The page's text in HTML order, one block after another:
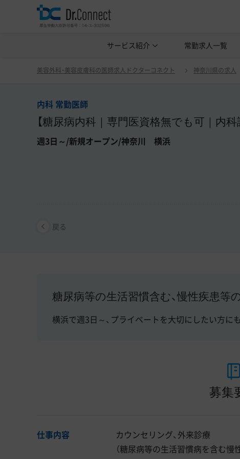
サービス紹介 常勤求人一覧
美容クリニック見学・研修情報 美容外科・美
美容外科・美容皮膚科の医師求人ドクターコネクト 神奈川県の求人
内科 常勤医師
【糖尿病内科｜専門医資格無でも可｜内
週3日～/新規オープン/神奈川 横浜
戻る
戻る 内科 常勤医師 【
糖尿病等の生活習慣含む、慢性疾患等
横浜で週3日～、プライベートを大切にしたい方に
募集
仕事内容
カウンセリング、外来診療
（糖尿病等の生活習慣病を含む慢